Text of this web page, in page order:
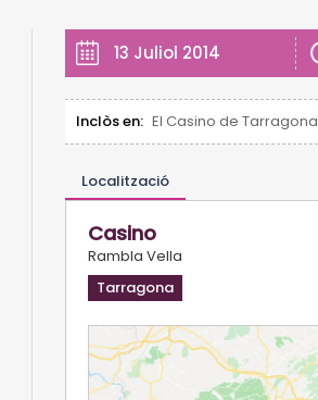
13 Juliol 2014
Inclòs en: El Casino de Tarragona
Localització
Casino
Rambla Vella
Tarragona